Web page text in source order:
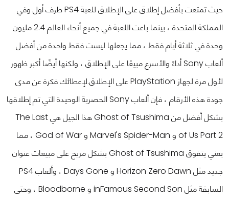
حيث تمتعت بأفضل إطلاق على الإطلاق للعبة PS4 طرف أول وفي
المملكة المتحدة ، بينما باعت اللعبة في جميع أنحاء العالم 2.4 مليون
وحدة في ثلاثة أيام فقط ، مما يجعلها ليست فقط واحدة من أفضل
ألعاب Sony أداءً والأسرع مبيعًا على الإطلاق ، ولكنها أيضًا أكبر ظهور
لأول مرة لجهاز PlayStation على الإطلاق.
لإعطائك فكرة عن مدى
جودة هذه الأرقام ، فإن ألعاب Sony الحصرية الوحيدة التي تم إطلاقها
بشكل أفضل من Ghost of Tsushima هذا الجيل هي The Last
of Us Part 2 و Marvel's Spider-Man و God of War ، مما
يعني يتفوق Ghost of Tsushima بشكل مريح على مبيعات عنوان
جديد مثل Horizon Zero Dawn و Days Gone ، وألعاب PS4
السابقة مثل inFamous Second Son و Bloodborne ، وحتى